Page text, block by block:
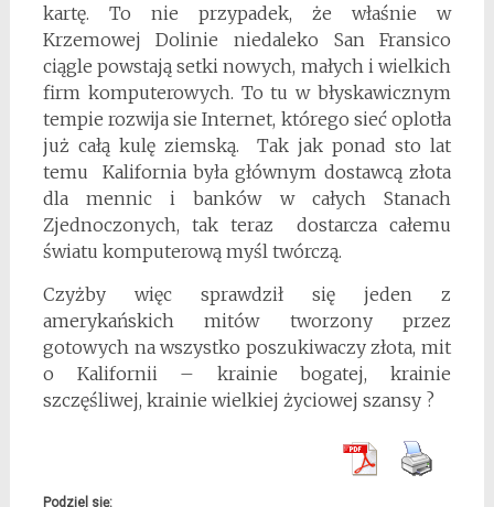
kartę. To nie przypadek, że właśnie w
Krzemowej Dolinie niedaleko San Fransico
ciągle powstają setki nowych, małych i wielkich
firm komputerowych. To tu w błyskawicznym
tempie rozwija sie Internet, którego sieć oplotła
już całą kulę ziemską. Tak jak ponad sto lat
temu Kalifornia była głównym dostawcą złota
dla mennic i banków w całych Stanach
Zjednoczonych, tak teraz dostarcza całemu
światu komputerową myśl twórczą.
Czyżby więc sprawdził się jeden z
amerykańskich mitów tworzony przez
gotowych na wszystko poszukiwaczy złota, mit
o Kalifornii – krainie bogatej, krainie
szczęśliwej, krainie wielkiej życiowej szansy ?
Podziel się: